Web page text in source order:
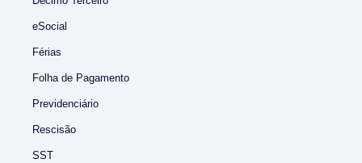
eSocial
Férias
Folha de Pagamento
Previdenciário
Rescisão
SST